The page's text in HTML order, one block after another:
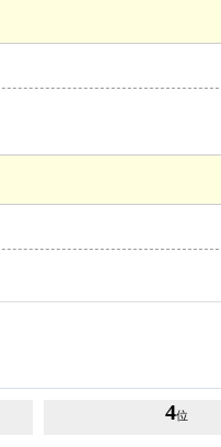
4位